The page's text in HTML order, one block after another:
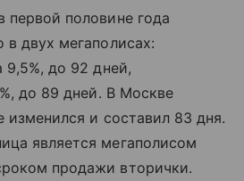
первой половине года
в двух мегаполисах:
до 92 дней,
до 89 дней. В Москве
изменился и составил 83 дня.
является мегаполисом
продажи вторички.